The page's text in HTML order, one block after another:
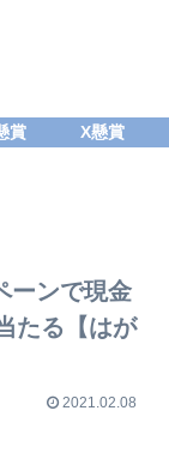
賞 X懸賞
ーンで現金
たる【はが
2021.02.08